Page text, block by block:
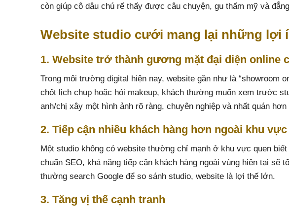
còn giúp cô dâu chú rể thấy được câu chuyện, gu thẩm mỹ và
Website studio cưới mang lại những lợi
1. Website trở thành gương mặt đại diện online
Trong môi trường digital hiện nay, website gần như là “showroom
chốt lịch chụp hoặc hỏi makeup, khách thường muốn xem trước
anh/chị xây một hình ảnh rõ ràng, chuyên nghiệp và nhất quán
2. Tiếp cận nhiều khách hàng hơn ngoài khu
Một studio không có website thường chỉ mạnh ở khu vực quen
chuẩn SEO, khả năng tiếp cận khách hàng ngoài vùng hiện tại sẽ
thường search Google để so sánh studio, website là lợi thế lớn.
3. Tăng vị thế cạnh tranh